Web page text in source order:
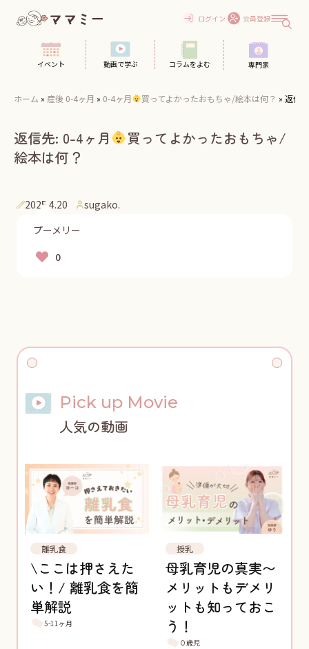
ログイン 会員登録
イベント 動画で学ぶ コラムをよむ 専門家
ホーム » 産後 0-4ヶ月 » 0-4ヶ月 買ってよかったおもちゃ/絵本は何？ » 返信
返信先: 0-4ヶ月
買ってよかったおもちゃ/
絵本は何？
sugako.
2025.4.20
プーメリー
Pick up Movie
人気の動画
離乳食
\ここは押さえた
い！/ 離乳食を簡
単解説
5-11ヶ月
授乳
母乳育児の真実〜
メリットもデメリ
ットも知っておこ
う！
０歳児